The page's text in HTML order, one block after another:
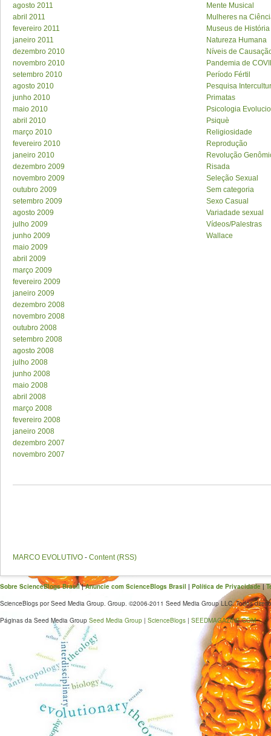
agosto 2011
abril 2011
fevereiro 2011
janeiro 2011
dezembro 2010
novembro 2010
setembro 2010
agosto 2010
junho 2010
maio 2010
abril 2010
março 2010
fevereiro 2010
janeiro 2010
dezembro 2009
novembro 2009
outubro 2009
setembro 2009
agosto 2009
julho 2009
junho 2009
maio 2009
abril 2009
março 2009
fevereiro 2009
janeiro 2009
dezembro 2008
novembro 2008
outubro 2008
setembro 2008
agosto 2008
julho 2008
junho 2008
maio 2008
abril 2008
março 2008
fevereiro 2008
janeiro 2008
dezembro 2007
novembro 2007
Mente Musical
Mulheres na
Museus de
Natureza Humana
Níveis de
Pandemia de
Período Fértil
Pesquisa
Primatas
Psicologia
Psiquè
Religiosidade
Reprodução
Revolução
Risada
Seleção Sexual
Sem categoria
Sexo Casual
Variadade sexual
Vídeos/Palestras
Wallace
MARCO EVOLUTIVO - Content (RSS)
Sobre ScienceBlogs Brasil|Anuncie com ScienceBlogs Brasil | Política de Privacidade|
ScienceBlogs por Seed Media Group. Group. ©2006-2011 Seed Media Group LLC. Todos
Páginas da Seed Media Group Seed Media Group | ScienceBlogs | SEEDMAGAZINE.COM